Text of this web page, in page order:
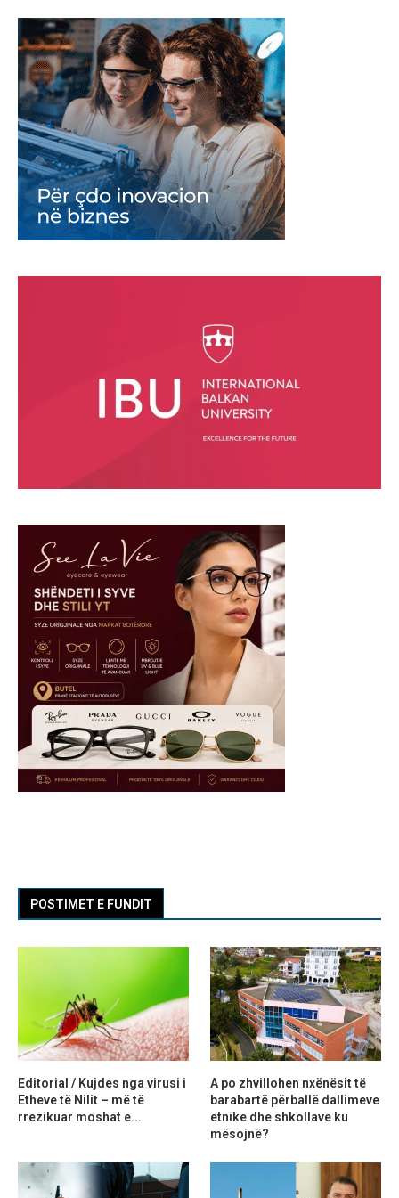
POSTIMET E FUNDIT
Editorial / Kujdes nga virusi i
Etheve të Nilit – më të
rrezikuar moshat e...
A po zhvillohen nxënësit të
barabartë përballë dallimeve
etnike dhe shkollave ku
mësojnë?